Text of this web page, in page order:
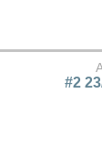
#2